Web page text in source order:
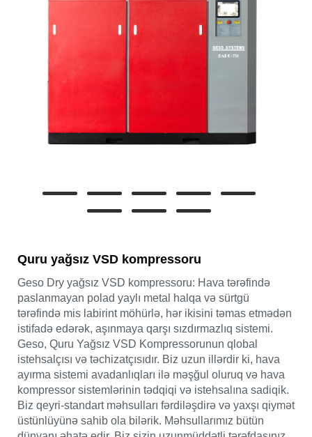
Quru yağsız VSD kompressoru
Geso Dry yağsız VSD kompressoru: Hava tərəfində
paslanmayan polad yaylı metal halqa və sürtgü
tərəfində mis labirint möhürlə, hər ikisini təmas etmədən
istifadə edərək, aşınmaya qarşı sızdırmazlıq sistemi.
Geso, Quru Yağsız VSD Kompressorunun qlobal
istehsalçısı və təchizatçısıdır. Biz uzun illərdir ki, hava
ayırma sistemi avadanlıqları ilə məşğul oluruq və hava
kompressor sistemlərinin tədqiqi və istehsalına sadiqik.
Biz qeyri-standart məhsulları fərdiləşdirə və yaxşı qiymət
üstünlüyünə sahib ola bilərik. Məhsullarımız bütün